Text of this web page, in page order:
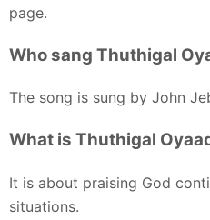
page.
Who sang Thuthigal
The song is sung by John
What is Thuthigal
It is about praising God
situations.